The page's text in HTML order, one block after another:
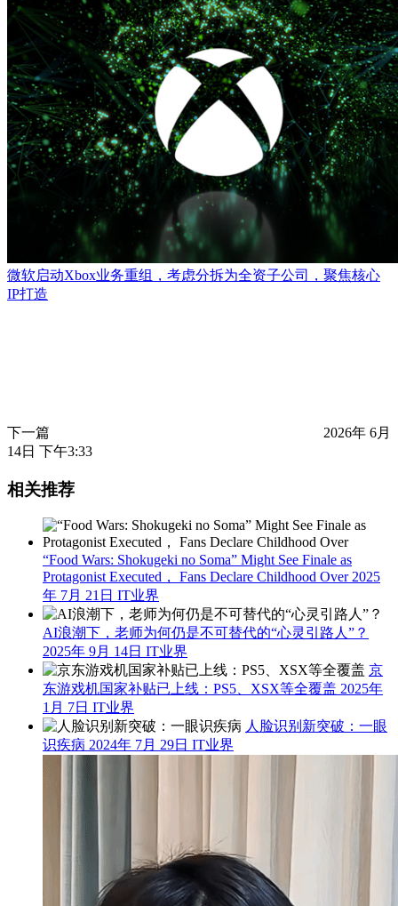
微软启动Xbox业务重组，考虑分拆为全资子公司，聚焦核心
IP打造
下一篇
2026年 6月
14日 下午3:33
相关推荐
“Food Wars: Shokugeki no Soma” Might See Finale as
Protagonist Executed， Fans Declare Childhood Over 2025
年 7月 21日 IT业界
AI浪潮下，老师为何仍是不可替代的“心灵引路人”？
2025年 9月 14日 IT业界
京
东游戏机国家补贴已上线：PS5、XSX等全覆盖 2025年
1月 7日 IT业界
人脸识别新突破：一眼
识疾病 2024年 7月 29日 IT业界